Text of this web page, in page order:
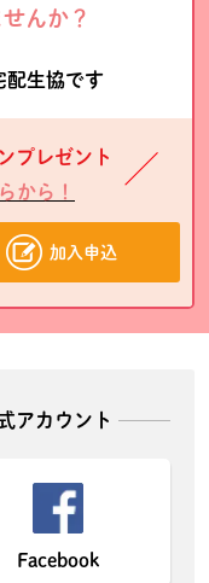
んか？
配生協です
プレゼント
から！
加入申込
アカウント
Facebook